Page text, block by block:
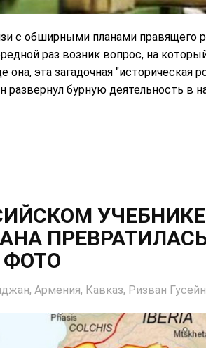
с обширными планами правящего
раз возник вопрос, на
она, эта загадочная "историческая
развернул бурную деятельность в
Армения, Кавказ, Ризван